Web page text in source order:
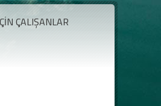
ÇALIŞANLAR